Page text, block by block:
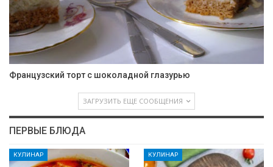
Французский торт с шоколадной глазурью
ЗАГРУЗИТЬ ЕЩЕ СООБЩЕНИЯ
ПЕРВЫЕ БЛЮДА
КУЛИНАР КУЛИНАР